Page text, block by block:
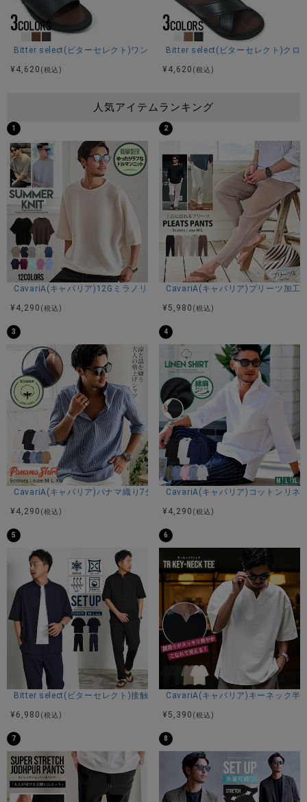
Bitter select(ビターセレクト)ワンストラップサンダル/全3色
¥ 4,620 (税込)
Bitter select(ビターセレクト)クロ
¥ 4,620 (税込)
人気アイテムランキング
1
CavariA(キャバリア)12Gミラノリブクルーネックドルマンハーフスリー
¥ 4,290 (税込)
2
CavariA(キャバリア)プリーツ加工
¥ 5,980 (税込)
3
CavariA(キャバリア)パナマ織り7分袖カプリシャツ/全9色
¥ 4,290 (税込)
4
CavariA(キャバリア)コットンリネ
¥ 4,290 (税込)
5
Bitter select(ビターセレクト)接触冷感スーパーストレッチバンドカラー
¥ 6,980 (税込)
6
CavariA(キャバリア)キーネック半
¥ 5,390 (税込)
7 8